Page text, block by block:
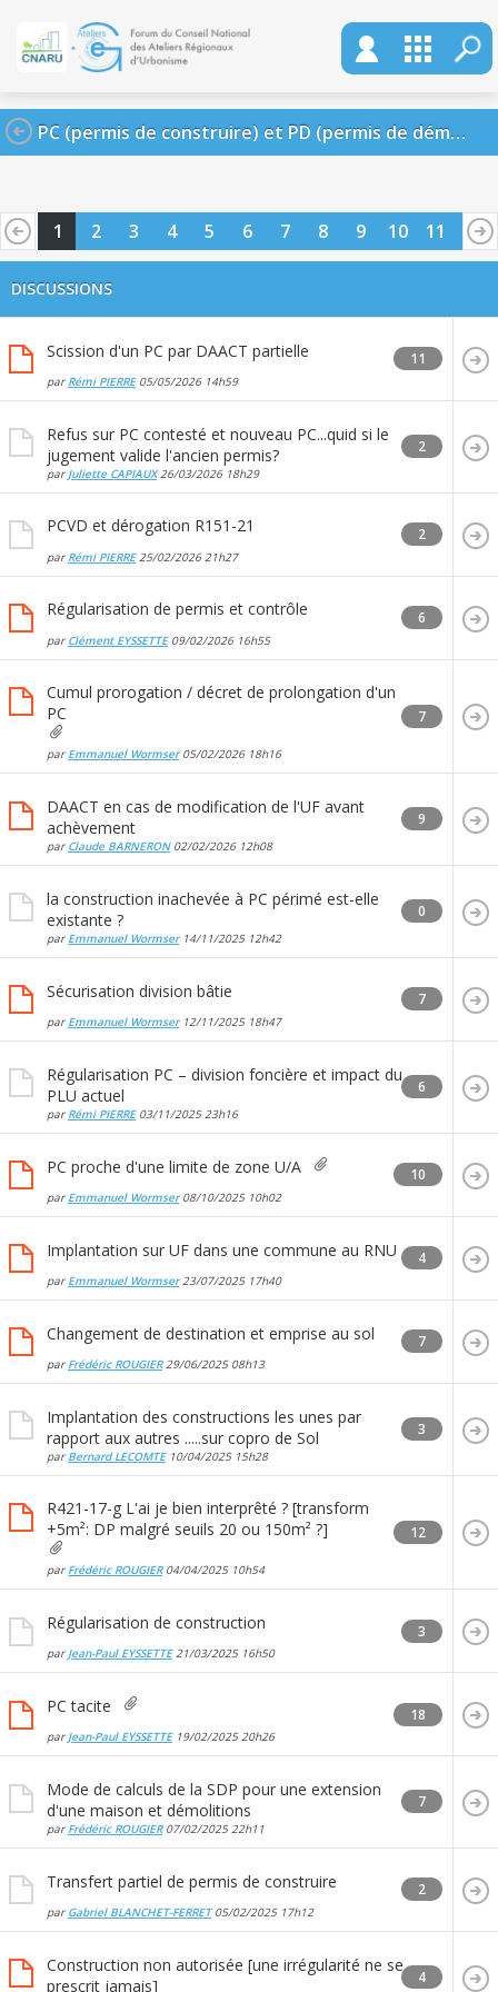
PC (permis de construire) et PD (permis de démolir)
1 2 3 4 5 6 7 8 9 10 11
12
DISCUSSIONS
Scission d'un PC par DAACT partielle
par Rémi PIERRE05/05/2026 14h59
11
Refus sur PC contesté et nouveau PC...quid si le
jugement valide l'ancien permis?
par Juliette CAPIAUX26/03/2026 18h29
2
PCVD et dérogation R151-21
par Rémi PIERRE25/02/2026 21h27
2
Régularisation de permis et contrôle
par Clément EYSSETTE09/02/2026 16h55
6
Cumul prorogation / décret de prolongation d'un
PC
par Emmanuel Wormser05/02/2026 18h16
7
DAACT en cas de modification de l'UF avant
achèvement
par Claude BARNERON02/02/2026 12h08
9
la construction inachevée à PC périmé est-elle
existante ?
par Emmanuel Wormser14/11/2025 12h42
0
Sécurisation division bâtie
par Emmanuel Wormser12/11/2025 18h47
7
Régularisation PC – division foncière et impact du
PLU actuel
par Rémi PIERRE03/11/2025 23h16
6
PC proche d'une limite de zone U/A
par Emmanuel Wormser08/10/2025 10h02
10
Implantation sur UF dans une commune au RNU
par Emmanuel Wormser23/07/2025 17h40
4
Changement de destination et emprise au sol
par Frédéric ROUGIER29/06/2025 08h13
7
Implantation des constructions les unes par
rapport aux autres .....sur copro de Sol
par Bernard LECOMTE10/04/2025 15h28
3
R421-17-g L'ai je bien interprêté ? [transform
+5m²: DP malgré seuils 20 ou 150m² ?]
par Frédéric ROUGIER04/04/2025 10h54
12
Régularisation de construction
par Jean-Paul EYSSETTE21/03/2025 16h50
3
PC tacite
par Jean-Paul EYSSETTE19/02/202520h26
18
Mode de calculs de la SDP pour une extension
d'une maison et démolitions
par Frédéric ROUGIER07/02/202522h11
7
Transfert partiel de permis de construire
par Gabriel BLANCHET-FERRET05/02/2025 17h12
2
Construction non autorisée [une irrégularité ne se
prescrit jamais]
4